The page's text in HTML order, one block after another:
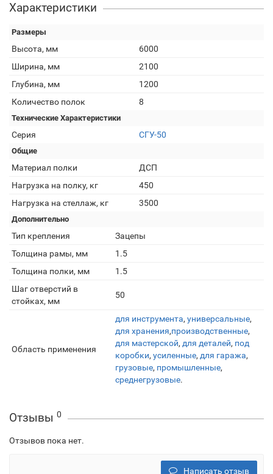
Характеристики
Размеры
Высота, мм
6000
Ширина, мм
2100
Глубина, мм
1200
Количество полок
8
Технические Характеристики
Серия СГУ-50
Общие
Материал полки
ДСП
Нагрузка на полку, кг
450
Нагрузка на стеллаж, кг
3500
Дополнительно
Тип крепления
Зацепы
Толщина рамы, мм
1.5
Толщина полки, мм
1.5
Шаг отверстий в
стойках, мм
50
Область применения
для инструмента, универсальные,
для хранения,производственные,
для мастерской, для деталей, под
коробки, усиленные, для гаража,
грузовые, промышленные,
среднегрузовые.
Отзывы 0
Отзывов пока нет.
Написать отзыв